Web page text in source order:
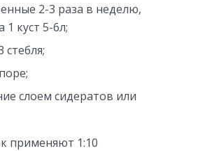
2-3 раза в неделю,
куст 5-6л;
стебля;
слоем сидератов или
применяют 1:10